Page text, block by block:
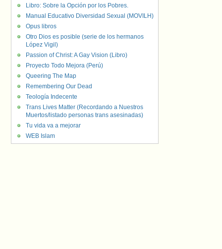
Libro: Sobre la Opción por los Pobres.
Manual Educativo Diversidad Sexual (MOVILH)
Opus libros
Otro Dios es posible (serie de los hermanos
López Vigil)
Passion of Christ: A Gay Vision (Libro)
Proyecto Todo Mejora (Perú)
Queering The Map
Remembering Our Dead
Teología Indecente
Trans Lives Matter (Recordando a Nuestros
Muertos/listado personas trans asesinadas)
Tu vida va a mejorar
WEB Islam